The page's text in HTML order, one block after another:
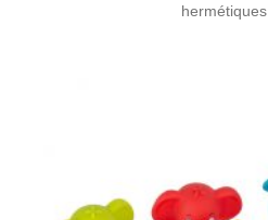
hermétiques